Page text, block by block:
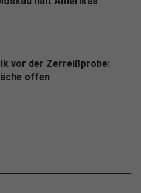
vor der Zerreißprobe:
offen